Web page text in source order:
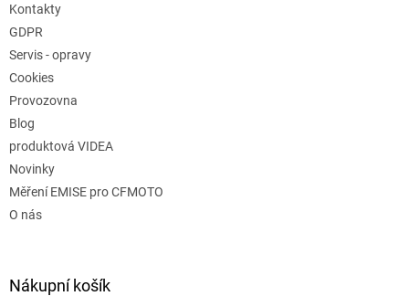
Kontakty
GDPR
Servis - opravy
Cookies
Provozovna
Blog
produktová VIDEA
Novinky
Měření EMISE pro CFMOTO
O nás
Nákupní košík